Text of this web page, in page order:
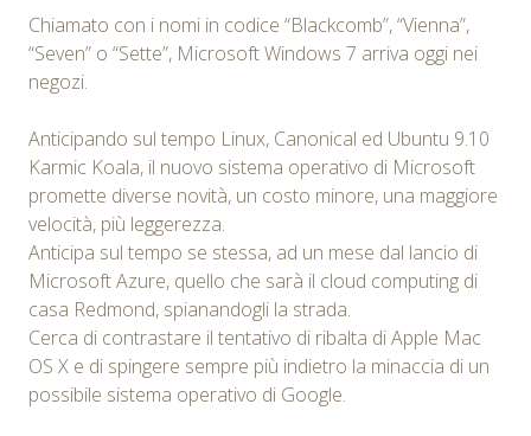
Chiamato con i nomi in codice “Blackcomb”, “Vienna”,
“Seven” o “Sette”, Microsoft Windows 7 arriva oggi nei
negozi.
Anticipando sul tempo Linux, Canonical ed Ubuntu 9.10
Karmic Koala, il nuovo sistema operativo di Microsoft
promette diverse novità, un costo minore, una maggiore
velocità, più leggerezza.
Anticipa sul tempo se stessa, ad un mese dal lancio di
Microsoft Azure, quello che sarà il cloud computing di
casa Redmond, spianandogli la strada.
Cerca di contrastare il tentativo di ribalta di Apple Mac
OS X e di spingere sempre più indietro la minaccia di un
possibile sistema operativo di Google.